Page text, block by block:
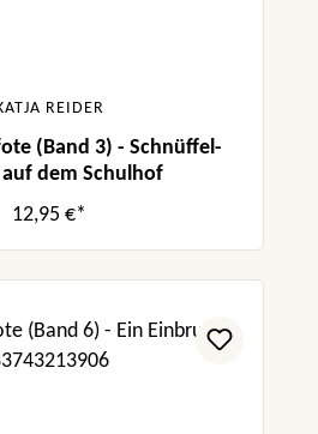
REIDER
(Band 3) - Schnüffel-
auf dem Schulhof
12,95 €*